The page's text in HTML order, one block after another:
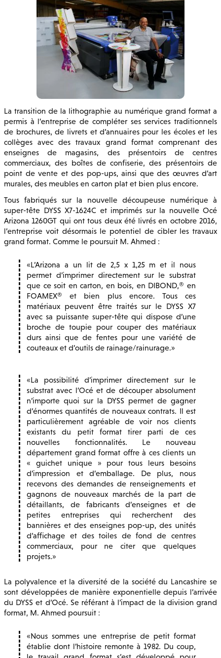
La transition de la lithographie au numérique grand format a
permis à l’entreprise de compléter ses services traditionnels
de brochures, de livrets et d’annuaires pour les écoles et les
collèges avec des travaux grand format comprenant des
enseignes de magasins, des présentoirs de centres
commerciaux, des boîtes de confiserie, des présentoirs de
point de vente et des pop-ups, ainsi que des œuvres d’art
murales, des meubles en carton plat et bien plus encore.
Tous fabriqués sur la nouvelle découpeuse numérique à
super-tête DYSS X7-1624C et imprimés sur la nouvelle Océ
Arizona 1260GT qui ont tous deux été livrés en octobre 2016,
l’entreprise voit désormais le potentiel de cibler les travaux
grand format. Comme le poursuit M. Ahmed :
L’Arizona a un lit de 2,5 x 1,25 m et il nous
permet d’imprimer directement sur le substrat
que ce soit en carton, en bois, en DIBOND,® en
FOAMEX® et bien plus encore. Tous ces
matériaux peuvent être traités sur le DYSS X7
avec sa puissante super-tête qui dispose d’une
broche de toupie pour couper des matériaux
durs ainsi que de fentes pour une variété de
couteaux et d’outils de rainage/rainurage.
La possibilité d’imprimer directement sur le
substrat avec l’Océ et de découper absolument
n’importe quoi sur la DYSS permet de gagner
d’énormes quantités de nouveaux contrats. Il est
particulièrement agréable de voir nos clients
existants du petit format tirer parti de ces
nouvelles fonctionnalités. Le nouveau
département grand format offre à ces clients un
« guichet unique » pour tous leurs besoins
d’impression et d’emballage. De plus, nous
recevons des demandes de renseignements et
gagnons de nouveaux marchés de la part de
détaillants, de fabricants d’enseignes et de
petites entreprises qui recherchent des
bannières et des enseignes pop-up, des unités
d’affichage et des toiles de fond de centres
commerciaux, pour ne citer que quelques
projets.
La polyvalence et la diversité de la société du Lancashire se
sont développées de manière exponentielle depuis l’arrivée
du DYSS et d’Océ. Se référant à l’impact de la division grand
format, M. Ahmed poursuit :
Nous sommes une entreprise de petit format
établie dont l’histoire remonte à 1982. Du coup,